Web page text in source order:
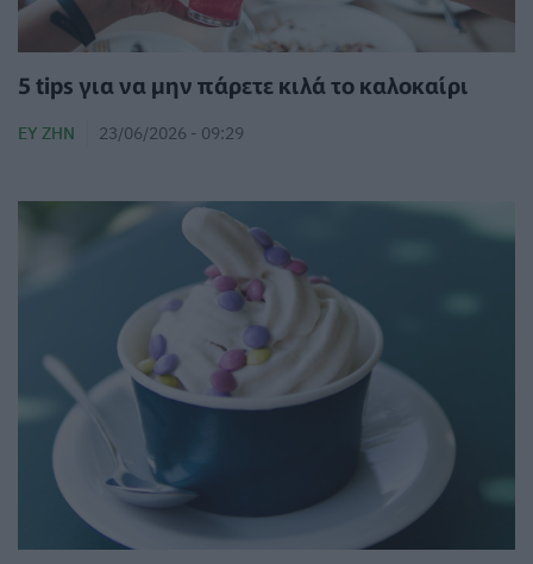
5 tips για να μην πάρετε κιλά το καλοκαίρι
ΕΥ ΖΗΝ 23/06/2026 - 09:29